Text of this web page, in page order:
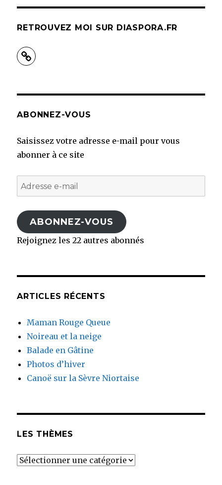
RETROUVEZ MOI SUR DIASPORA.FR
ABONNEZ-VOUS
Saisissez votre adresse e-mail pour vous
abonner à ce site
Adresse
e-
mail
ABONNEZ-VOUS
Rejoignez les 22 autres abonnés
ARTICLES RÉCENTS
Maman Rouge Queue
Noireau et la neige
Balade en Gâtine
Photos d’hiver
Canoë sur la Sèvre Niortaise
LES THÈMES
Les